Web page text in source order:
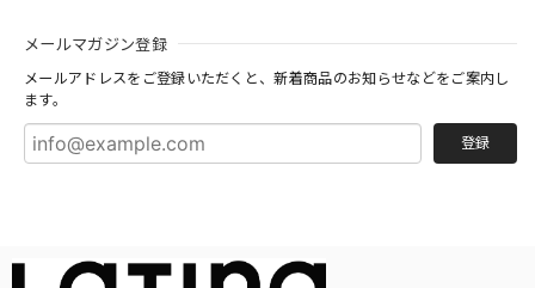
メールマガジン登録
メールアドレスをご登録いただくと、新着商品のお知らせなどをご案内し
ます。
登録